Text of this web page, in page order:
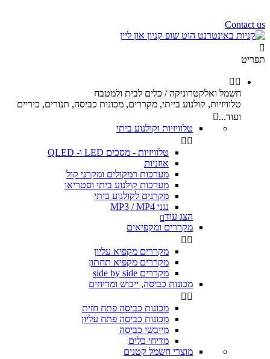
Contact us

תפריט
 
חשמל ואלקטרוניקה / כלים לבית ולמטבח
טלוויזיות, קולנוע בייתי, מקררים, מכונות כביסה, תנורים, כיריים
ועוד...
טלוויזיות וקולנוע ביתי
 
טלוויזיות - מסכים LED ו- QLED
אוזניות
מערכות רמקולים ומקרני קול
מערכות קולנוע ביתי וסטריאו
מקרנים לקולנוע ביתי
נגני MP3 / MP4
הצג עוד
מקררים ומקפיאים
 
מקררים מקפיא עליון
מקררים מקפיא תחתון
מקררים side by side
מכונות כביסה, ייבוש ומדיחים
 
מכונות כביסה פתח חזית
מכונות כביסה פתח עליון
מייבשי כביסה
מדיחי כלים
מוצרי חשמל קטנים